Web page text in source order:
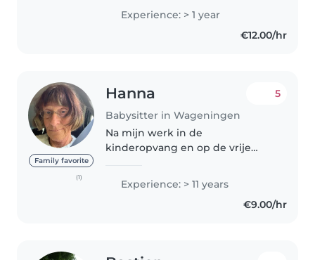
redelijk wat ervaring. Het
belangrijkste vind ik dat de
Experience: > 1 year
€12.00/hr
Family favorite
(1)
Hanna
Babysitter in Wageningen
5
Na mijn werk in de
kinderopvang en op de vrije
graag naar buiten met kinderen,
Experience: > 11 years
€9.00/hr